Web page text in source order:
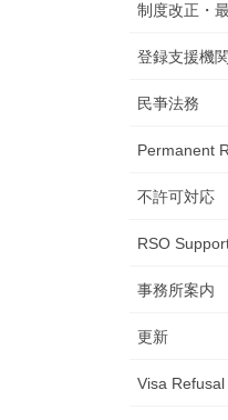
制度改正・
登録支援機関
民亊法務
Permanent
不許可対応
RSO
事務所案内
更新
Visa